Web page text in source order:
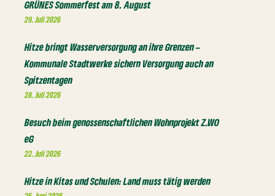
GRÜNES Sommerfest am 8. August
29. Juli 2026
Hitze bringt Wasserversorgung an ihre Grenzen –
Kommunale Stadtwerke sichern Versorgung auch an
Spitzentagen
28. Juli 2026
Besuch beim genossenschaftlichen Wohnprojekt Z.WO
eG
22. Juli 2026
Hitze in Kitas und Schulen: Land muss tätig werden